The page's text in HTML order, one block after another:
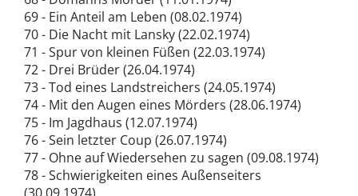
69 - Ein Anteil am Leben (08.02.1974)
70 - Die Nacht mit Lansky (22.02.1974)
71 - Spur von kleinen Füßen (22.03.1974)
72 - Drei Brüder (26.04.1974)
73 - Tod eines Landstreichers (24.05.1974)
74 - Mit den Augen eines Mörders (28.06.1974)
75 - Im Jagdhaus (12.07.1974)
76 - Sein letzter Coup (26.07.1974)
77 - Ohne auf Wiedersehen zu sagen (09.08.1974)
78 - Schwierigkeiten eines Außenseiters